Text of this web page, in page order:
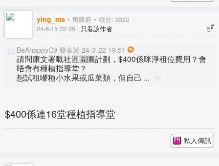
ying_ma 男爵府 積分: 9322
5#
24-6-15 22:05 只看該作者
BeAhappyC9 發表於 24-3-22 19:51
請問康文署嘅社區園圃計劃，$400係咪淨租位費用？會
唔會有種植指導堂？
想試租嚟種小水果或瓜菜類，但自己 ...
$400係連16堂種植指導堂
私人傳訊